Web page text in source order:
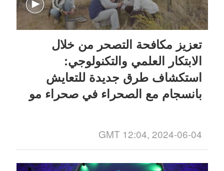
تعزيز مكافحة التصحر من خلال
الابتكار العلمي والتكنولوجي:
استكشاف طرق جديدة للتعايش
بانسجام مع الصحراء في صحراء مو
GMT 12:04, 2024-06-04